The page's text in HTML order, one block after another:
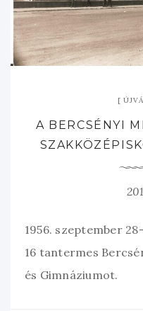
A BERCSÉNYI
1956. szeptember
16 tantermes
és Gimnáziumot.